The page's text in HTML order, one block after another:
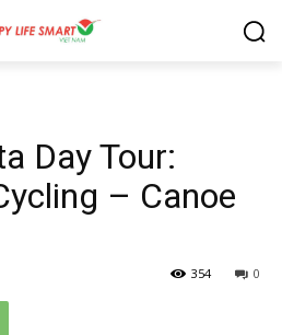
Day Tour:
– Canoe
0
354